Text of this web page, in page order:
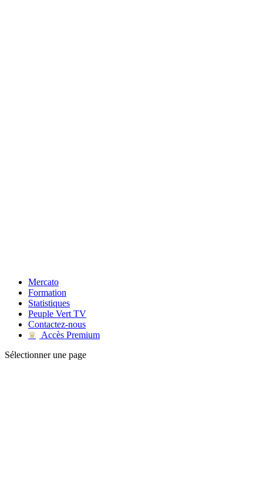
Mercato
Formation
Statistiques
Peuple Vert TV
Contactez-nous
♛
Accès Premium
Sélectionner une page